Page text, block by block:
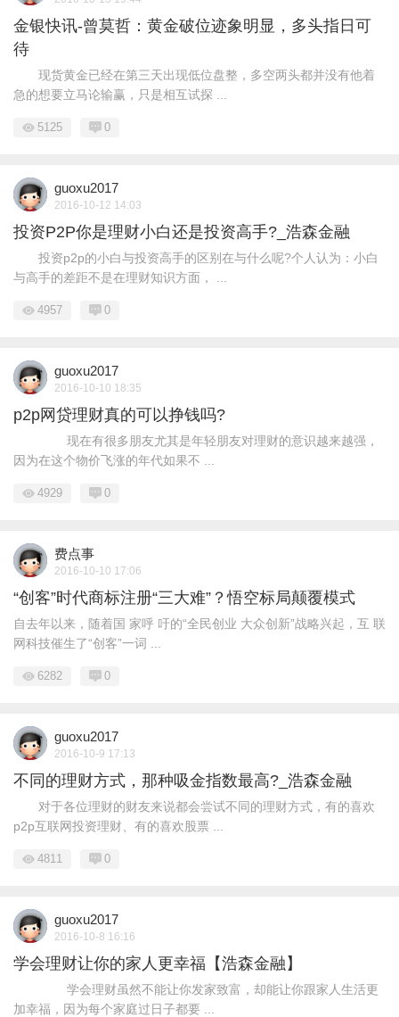
金银快讯-曾莫哲：黄金破位迹象明显，多头指日可
待
现货黄金已经在第三天出现低位盘整，多空两头都并没有他着
急的想要立马论输赢，只是相互试探 ...
5125 0
guoxu2017
2016-10-12 14:03
投资P2P你是理财小白还是投资高手?_浩森金融
投资p2p的小白与投资高手的区别在与什么呢?个人认为：小白
与高手的差距不是在理财知识方面， ...
4957 0
guoxu2017
2016-10-10 18:35
p2p网贷理财真的可以挣钱吗?
现在有很多朋友尤其是年轻朋友对理财的意识越来越强，
因为在这个物价飞涨的年代如果不 ...
4929 0
费点事
2016-10-10 17:06
“创客”时代商标注册“三大难”？悟空标局颠覆模式
自去年以来，随着国 家呼 吁的“全民创业 大众创新”战略兴起，互 联
网科技催生了“创客”一词 ...
6282 0
guoxu2017
2016-10-9 17:13
不同的理财方式，那种吸金指数最高?_浩森金融
对于各位理财的财友来说都会尝试不同的理财方式，有的喜欢
p2p互联网投资理财、有的喜欢股票 ...
4811 0
guoxu2017
2016-10-8 16:16
学会理财让你的家人更幸福【浩森金融】
学会理财虽然不能让你发家致富，却能让你跟家人生活更
加幸福，因为每个家庭过日子都要 ...